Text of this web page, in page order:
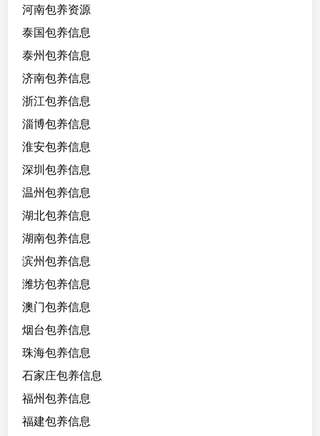
河南包养资源
泰国包养信息
泰州包养信息
济南包养信息
浙江包养信息
淄博包养信息
淮安包养信息
深圳包养信息
温州包养信息
湖北包养信息
湖南包养信息
滨州包养信息
潍坊包养信息
澳门包养信息
烟台包养信息
珠海包养信息
石家庄包养信息
福州包养信息
福建包养信息